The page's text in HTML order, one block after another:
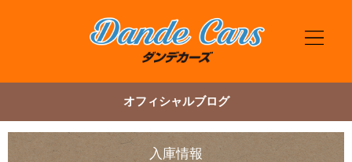
オフィシャルブログ
入庫情報